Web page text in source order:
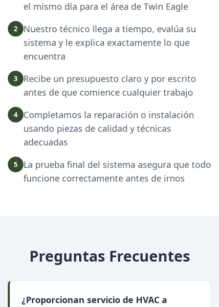
el mismo día para el área de Twin Eagle
2
Nuestro técnico llega a tiempo, evalúa su
sistema y le explica exactamente lo que
encuentra
3
Recibe un presupuesto claro y por escrito
antes de que comience cualquier trabajo
4
Completamos la reparación o instalación
usando piezas de calidad y técnicas
adecuadas
5
La prueba final del sistema asegura que todo
funcione correctamente antes de irnos
Preguntas Frecuentes
¿Proporcionan servicio de HVAC a